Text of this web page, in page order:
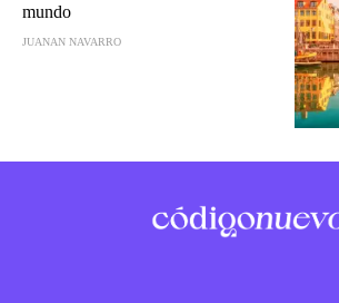
mundo
JUANAN NAVARRO